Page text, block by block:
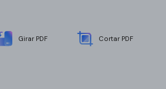
Girar PDF Cortar PDF